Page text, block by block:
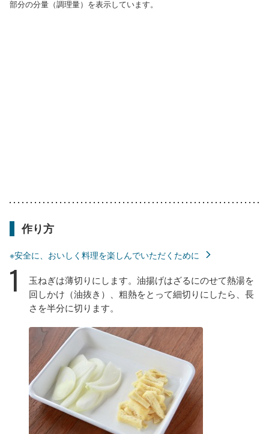
部分の分量（調理量）を表示しています。
作り方
※安全に、おいしく料理を楽しんでいただくために
1
玉ねぎは薄切りにします。油揚げはざるにのせて熱湯を
回しかけ（油抜き）、粗熱をとって細切りにしたら、長
さを半分に切ります。